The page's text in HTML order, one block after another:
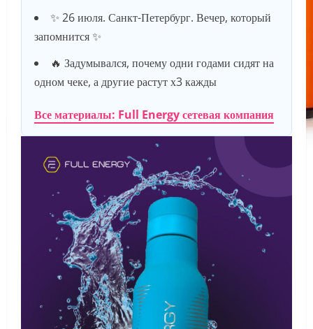
✨ 26 июля. Санкт-Петербург. Вечер, который
запомнится ✨
🔥 Задумывался, почему одни годами сидят на
одном чеке, а другие растут х3 кажды
Все материалы: Full Energy сетевая компания